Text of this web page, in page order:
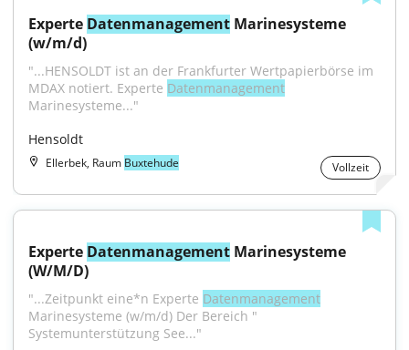
Experte Datenmanagement Marinesysteme
(w/m/d)
"...HENSOLDT ist an der Frankfurter Wertpapierbörse im
MDAX notiert. Experte Datenmanagement
Marinesysteme..."
Hensoldt
Ellerbek, Raum Buxtehude Vollzeit
Experte Datenmanagement Marinesysteme
(W/M/D)
"...Zeitpunkt eine*n Experte Datenmanagement
Marinesysteme (w/m/d) Der Bereich "
Systemunterstützung See..."